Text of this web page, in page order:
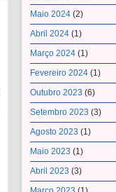
Maio 2024 (2)
Abril 2024 (1)
Março 2024 (1)
Fevereiro 2024 (1)
Outubro 2023 (6)
Setembro 2023 (3)
Agosto 2023 (1)
Maio 2023 (1)
Abril 2023 (3)